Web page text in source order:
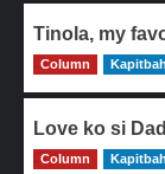
Tinola, my
0
Column
Love ko si
0
Column